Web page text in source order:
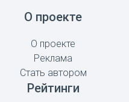
О проекте
О проекте
Реклама
Стать автором
Рейтинги